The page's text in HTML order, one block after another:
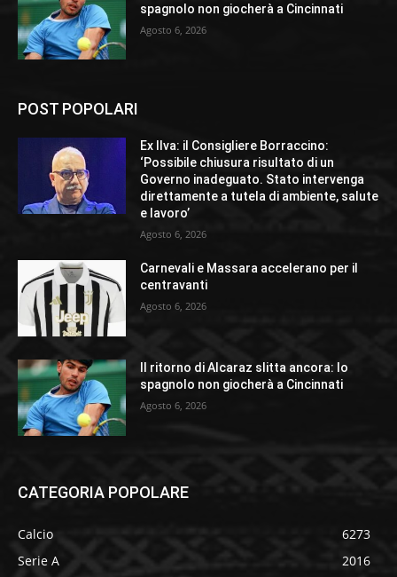
spagnolo non giocherà a Cincinnati
Agosto 6, 2026
POST POPOLARI
Ex Ilva: il Consigliere Borraccino:
‘Possibile chiusura risultato di un
Governo inadeguato. Stato intervenga
direttamente a tutela di ambiente, salute
e lavoro’
Agosto 6, 2026
Carnevali e Massara accelerano per il
centravanti
Agosto 6, 2026
Il ritorno di Alcaraz slitta ancora: lo
spagnolo non giocherà a Cincinnati
Agosto 6, 2026
CATEGORIA POPOLARE
Calcio
6273
Serie A
2016